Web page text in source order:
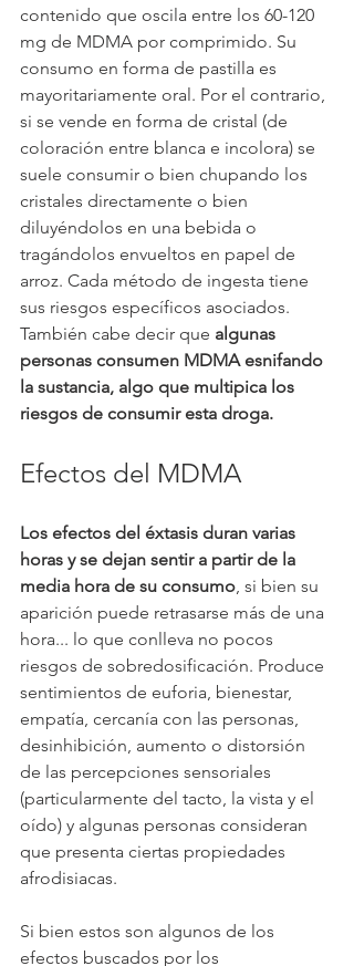
contenido que oscila entre los 60-120
mg de MDMA por comprimido. Su
consumo en forma de pastilla es
mayoritariamente oral. Por el contrario,
si se vende en forma de cristal (de
coloración entre blanca e incolora) se
suele consumir o bien chupando los
cristales directamente o bien
diluyéndolos en una bebida o
tragándolos envueltos en papel de
arroz. Cada método de ingesta tiene
sus riesgos específicos asociados.
También cabe decir que algunas
personas consumen MDMA esnifando
la sustancia, algo que multipica los
riesgos de consumir esta droga.
Efectos del MDMA
Los efectos del éxtasis duran varias
horas y se dejan sentir a partir de la
media hora de su consumo, si bien su
aparición puede retrasarse más de una
hora... lo que conlleva no pocos
riesgos de sobredosificación. Produce
sentimientos de euforia, bienestar,
empatía, cercanía con las personas,
desinhibición, aumento o distorsión
de las percepciones sensoriales
(particularmente del tacto, la vista y el
oído) y algunas personas consideran
que presenta ciertas propiedades
afrodisiacas.
Si bien estos son algunos de los
efectos buscados por los